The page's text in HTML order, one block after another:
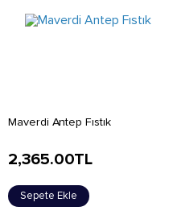
Maverdi Antep Fıstık
2,365.00TL
Sepete Ekle